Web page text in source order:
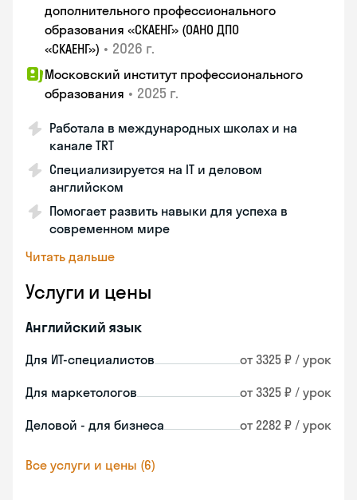
дополнительного профессионального
образования «СКАЕНГ» (ОАНО ДПО
«СКАЕНГ») • 2026 г.
Московский институт профессионального
образования • 2025 г.
Работала в международных школах и на
канале TRT
Специализируется на IT и деловом
английском
Помогает развить навыки для успеха в
современном мире
Читать дальше
Услуги и цены
Английский язык
Для ИТ-специалистов от 3325 ₽ / урок
Для маркетологов от 3325 ₽ / урок
Деловой - для бизнеса от 2282 ₽ / урок
Все услуги и цены (6)